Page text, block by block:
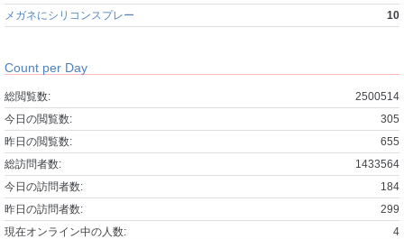
メガネにシリコンスプレー
10
Count per Day
2500514
総閲覧数:
305
今日の閲覧数:
655
昨日の閲覧数:
1433564
総訪問者数:
184
今日の訪問者数:
299
昨日の訪問者数:
4
現在オンライン中の人数: